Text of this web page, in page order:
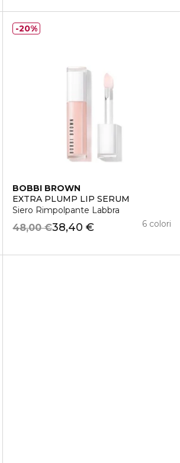
BOBBI BROWN
EXTRA PLUMP LIP SERUM
Siero Rimpolpante Labbra
38,40 €
48,00 € 6 colori
20%